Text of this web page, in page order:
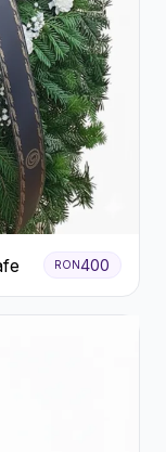
RON400